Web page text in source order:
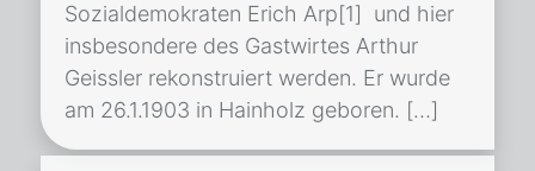
Sozialdemokraten Erich Arp[1] und hier
insbesondere des Gastwirtes Arthur
Geissler rekonstruiert werden. Er wurde
am 26.1.1903 in Hainholz geboren. […]